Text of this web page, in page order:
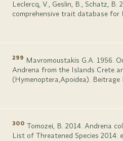
Leclercq, V., Geslin, B., Schatz, B.
comprehensive trait database for
299 Mavromoustakis G.A. 1956.
Andrena from the Islands Crete
(Hymenoptera,Apoidea). Beitrage
300 Tomozei, B. 2014. Andrena
List of Threatened Species 2014: